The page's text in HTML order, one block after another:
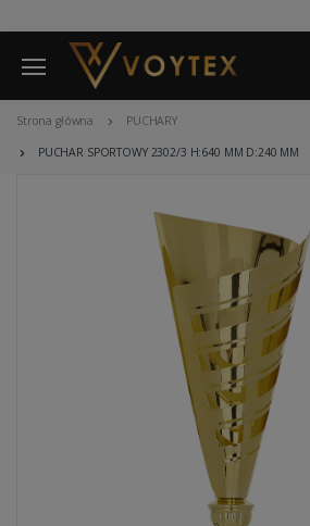
Strona główna PUCHARY
PUCHAR SPORTOWY 2302/3 H:640 MM D:240 MM